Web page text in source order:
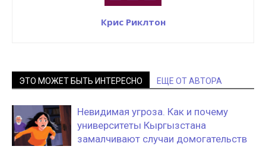
Крис Риклтон
ЭТО МОЖЕТ БЫТЬ ИНТЕРЕСНО ЕЩЕ ОТ АВТОРА
Невидимая угроза. Как и почему
университеты Кыргызстана
замалчивают случаи домогательств